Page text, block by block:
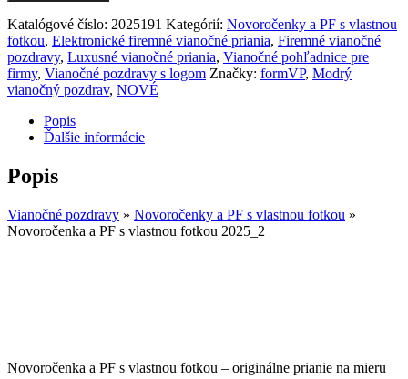
Katalógové číslo: 2025191 Kategórií: Novoročenky a PF s vlastnou
fotkou, Elektronické firemné vianočné priania, Firemné vianočné
pozdravy, Luxusné vianočné priania, Vianočné pohľadnice pre
firmy, Vianočné pozdravy s logom Značky: formVP, Modrý
vianočný pozdrav, NOVÉ
Popis
Ďalšie informácie
Popis
Vianočné pozdravy » Novoročenky a PF s vlastnou fotkou »
Novoročenka a PF s vlastnou fotkou 2025_2
Novoročenka a PF s vlastnou fotkou – originálne prianie na mieru